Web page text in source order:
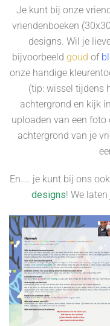
Je kunt bij onze
vriendenboeken
designs. Wil je
bijvoorbeeld goud of
onze handige
(tip: wissel tijdens
achtergrond en kijk
uploaden van een
achtergrond van je
En.... je kunt bij ons
designs! We